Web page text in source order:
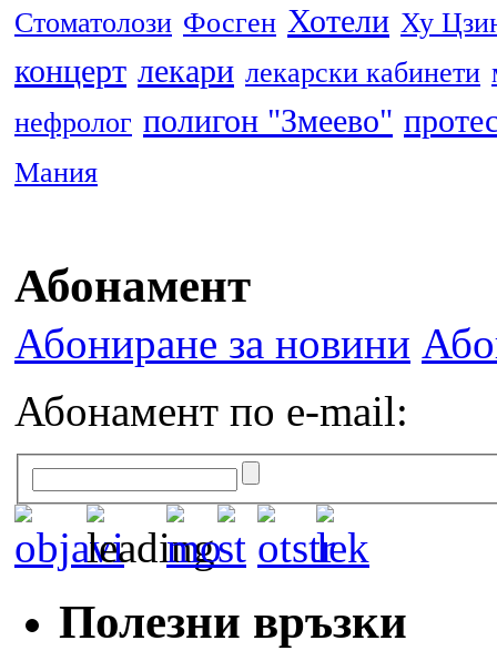
Стоматолози Фосген Хотели Ху
концерт лекари лекарски кабинети
нефролог полигон "Змеево"
Мания
Абонамент
Абониране за новини
Абонамент по e-mail:
Полезни връзки